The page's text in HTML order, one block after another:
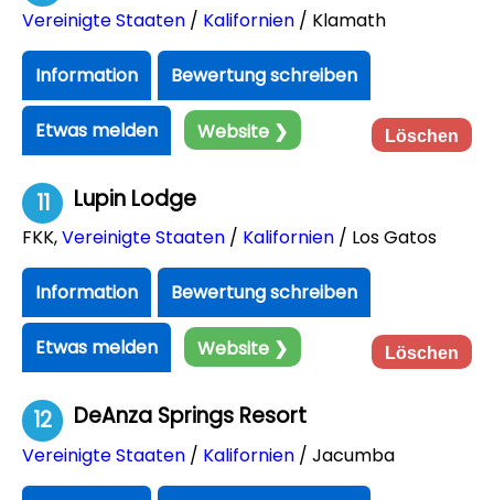
Vereinigte Staaten / Kalifornien / Klamath
Information Bewertung schreiben
Etwas melden Website ❯ Löschen
11 Lupin Lodge
FKK,Vereinigte Staaten / Kalifornien / Los Gatos
Information Bewertung schreiben
Etwas melden Website ❯ Löschen
12 DeAnza Springs Resort
Vereinigte Staaten / Kalifornien / Jacumba